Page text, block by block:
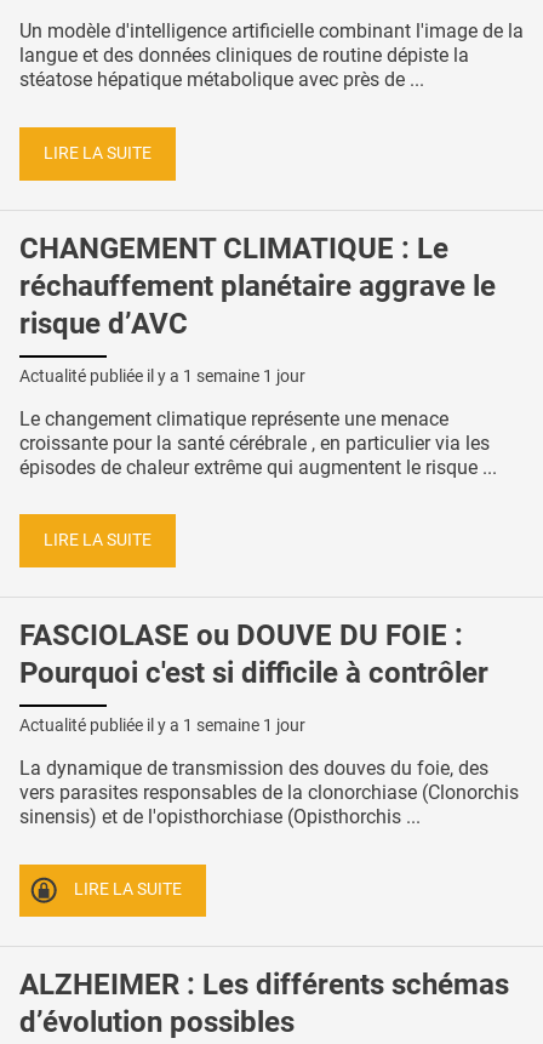
Un modèle d'intelligence artificielle combinant l'image de la
langue et des données cliniques de routine dépiste la
stéatose hépatique métabolique avec près de ...
LIRE LA SUITE
CHANGEMENT CLIMATIQUE : Le
réchauffement planétaire aggrave le
risque d’AVC
Actualité publiée il y a 1 semaine 1 jour
Le changement climatique représente une menace
croissante pour la santé cérébrale , en particulier via les
épisodes de chaleur extrême qui augmentent le risque ...
LIRE LA SUITE
FASCIOLASE ou DOUVE DU FOIE :
Pourquoi c'est si difficile à contrôler
Actualité publiée il y a 1 semaine 1 jour
La dynamique de transmission des douves du foie, des
vers parasites responsables de la clonorchiase (Clonorchis
sinensis) et de l'opisthorchiase (Opisthorchis ...
LIRE LA SUITE
ALZHEIMER : Les différents schémas
d’évolution possibles